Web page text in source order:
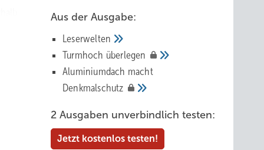
Aus der Ausgabe:
Leserwelten
Tur mhoch überlegen
Aluminiumdach macht
Denkmalschutz
2 Ausgaben unverbindlich testen:
Jetzt kostenlos testen!